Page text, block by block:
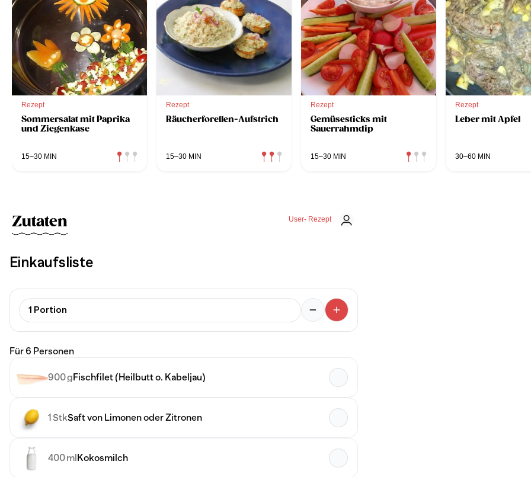
Rezept
Sommersalat mit Paprika
und Ziegenkase
15–30 MIN
Rezept
Räucherforellen-Aufstrich
15–30 MIN
Rezept
Gemüsesticks mit
Sauerrahmdip
15–30 MIN
Rezept
Leber mit Apfel
30–60 MIN
User- Rezept
Zutaten